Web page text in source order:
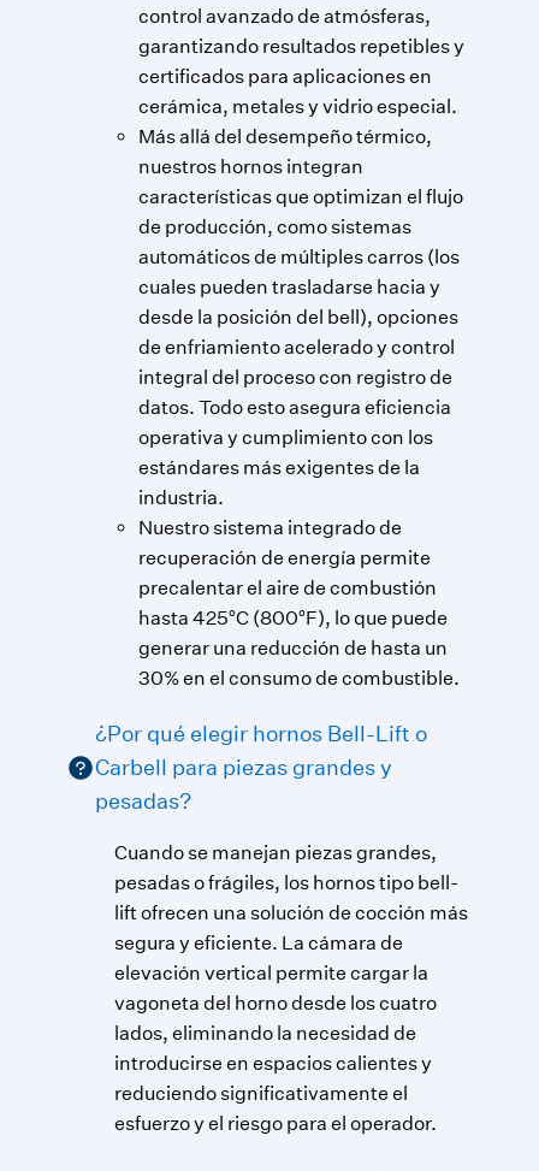
control avanzado de atmósferas,
garantizando resultados repetibles y
certificados para aplicaciones en
cerámica, metales y vidrio especial.
Más allá del desempeño térmico,
nuestros hornos integran
características que optimizan el flujo
de producción, como sistemas
automáticos de múltiples carros (los
cuales pueden trasladarse hacia y
desde la posición del bell), opciones
de enfriamiento acelerado y control
integral del proceso con registro de
datos. Todo esto asegura eficiencia
operativa y cumplimiento con los
estándares más exigentes de la
industria.
Nuestro sistema integrado de
recuperación de energía permite
precalentar el aire de combustión
hasta 425°C (800°F), lo que puede
generar una reducción de hasta un
30% en el consumo de combustible.
¿Por qué elegir hornos Bell-Lift o
Carbell para piezas grandes y
pesadas?
Cuando se manejan piezas grandes,
pesadas o frágiles, los hornos tipo bell-
lift ofrecen una solución de cocción más
segura y eficiente. La cámara de
elevación vertical permite cargar la
vagoneta del horno desde los cuatro
lados, eliminando la necesidad de
introducirse en espacios calientes y
reduciendo significativamente el
esfuerzo y el riesgo para el operador.